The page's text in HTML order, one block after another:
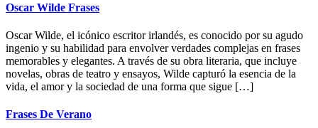
Oscar Wilde Frases
Oscar Wilde, el icónico escritor irlandés, es conocido por su agudo
ingenio y su habilidad para envolver verdades complejas en frases
memorables y elegantes. A través de su obra literaria, que incluye
novelas, obras de teatro y ensayos, Wilde capturó la esencia de la
vida, el amor y la sociedad de una forma que sigue […]
Frases De Verano